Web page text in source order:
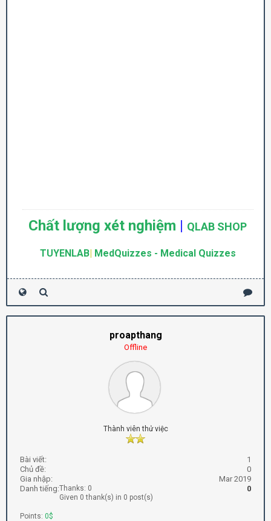
Chất lượng xét nghiệm | QLAB SHOP
TUYENLAB| MedQuizzes - Medical Quizzes
proapthang
Offline
Thành viên thử việc
Bài viết:
1
Chủ đề:
0
Gia nhập:
Mar 2019
Danh tiếng:
0
Thanks: 0
Given 0 thank(s) in 0 post(s)
Points: 0$